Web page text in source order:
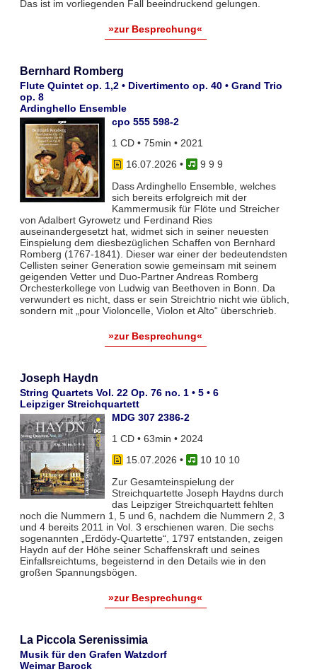
Das ist im vorliegenden Fall beeindruckend gelungen.
»zur Besprechung«
Bernhard Romberg
Flute Quintet op. 1,2 • Divertimento op. 40 • Grand Trio
op. 8
Ardinghello Ensemble
cpo 555 598-2
1 CD • 75min • 2021
16.07.2026 •
9 9 9
Dass Ardinghello Ensemble, welches
sich bereits erfolgreich mit der
Kammermusik für Flöte und Streicher
von Adalbert Gyrowetz und Ferdinand Ries
auseinandergesetzt hat, widmet sich in seiner neuesten
Einspielung dem diesbezüglichen Schaffen von Bernhard
Romberg (1767-1841). Dieser war einer der bedeutendsten
Cellisten seiner Generation sowie gemeinsam mit seinem
geigenden Vetter und Duo-Partner Andreas Romberg
Orchesterkollege von Ludwig van Beethoven in Bonn. Da
verwundert es nicht, dass er sein Streichtrio nicht wie üblich,
sondern mit „pour Violoncelle, Violon et Alto“ überschrieb.
»zur Besprechung«
Joseph Haydn
String Quartets Vol. 22 Op. 76 no. 1 • 5 • 6
Leipziger Streichquartett
MDG 307 2386-2
1 CD • 63min • 2024
15.07.2026 •
10 10 10
Zur Gesamteinspielung der
Streichquartette Joseph Haydns durch
das Leipziger Streichquartett fehlten
noch die Nummern 1, 5 und 6, nachdem die Nummern 2, 3
und 4 bereits 2011 in Vol. 3 erschienen waren. Die sechs
sogenannten „Erdödy-Quartette“, 1797 entstanden, zeigen
Haydn auf der Höhe seiner Schaffenskraft und seines
Einfallsreichtums, begeisternd in den Details wie in den
großen Spannungsbögen.
»zur Besprechung«
La Piccola Serenissimia
Musik für den Grafen Watzdorf
Weimar Barock